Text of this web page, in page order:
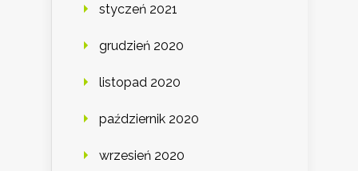
styczeń 2021
grudzień 2020
listopad 2020
październik 2020
wrzesień 2020